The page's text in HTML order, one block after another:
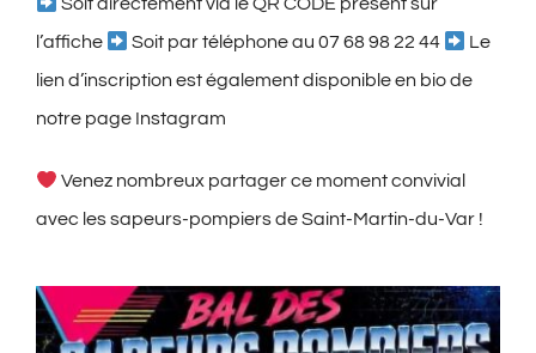
Soit directement via le QR CODE présent sur
l’affiche
Soit par téléphone au 07 68 98 22 44
Le
lien d’inscription est également disponible en bio de
notre page Instagram
Venez nombreux partager ce moment convivial
avec les sapeurs-pompiers de Saint-Martin-du-Var !